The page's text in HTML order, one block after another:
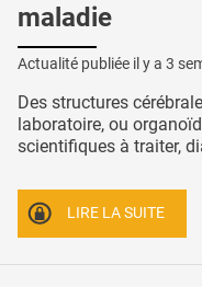
maladie
Actualité publiée il y a 3
Des structures
laboratoire, ou
scientifiques à traiter,
LIRE LA SUITE